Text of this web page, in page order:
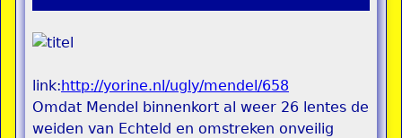
link:http://yorine.nl/ugly/mendel/658
Omdat Mendel binnenkort al weer 26 lentes de
weiden van Echteld en omstreken onveilig